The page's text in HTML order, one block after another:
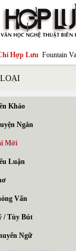
Hợp Lưu Fountain
Khảo
Ngắn
Mới
Luận
Vấn
/ Tùy Bút
Ngữ